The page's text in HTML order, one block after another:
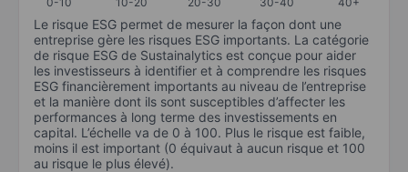
Le risque ESG permet de mesurer la façon dont une
entreprise gère les risques ESG importants. La catégorie
de risque ESG de Sustainalytics est conçue pour aider
les investisseurs à identifier et à comprendre les risques
ESG financièrement importants au niveau de l’entreprise
et la manière dont ils sont susceptibles d’affecter les
performances à long terme des investissements en
capital. L’échelle va de 0 à 100. Plus le risque est faible,
moins il est important (0 équivaut à aucun risque et 100
au risque le plus élevé).